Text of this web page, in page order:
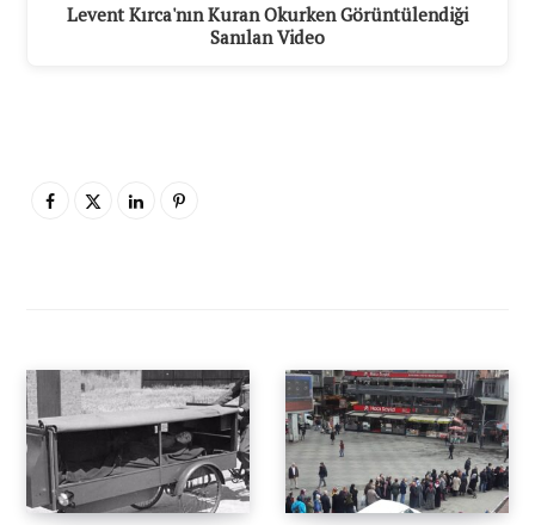
Levent Kırca'nın Kuran Okurken Görüntülendiği
Sanılan Video